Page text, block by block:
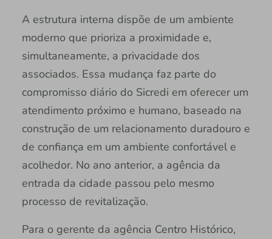
A estrutura interna dispõe de um ambiente
moderno que prioriza a proximidade e,
simultaneamente, a privacidade dos
associados. Essa mudança faz parte do
compromisso diário do Sicredi em oferecer um
atendimento próximo e humano, baseado na
construção de um relacionamento duradouro e
de confiança em um ambiente confortável e
acolhedor. No ano anterior, a agência da
entrada da cidade passou pelo mesmo
processo de revitalização.
Para o gerente da agência Centro Histórico,